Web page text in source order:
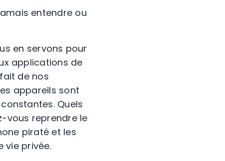
entendre ou
en servons pour
applications de
de nos
appareils sont
Quels
vous reprendre le
piraté et les
vie privée.